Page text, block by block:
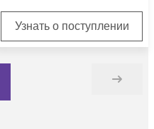
Узнать о поступлении
Дальше